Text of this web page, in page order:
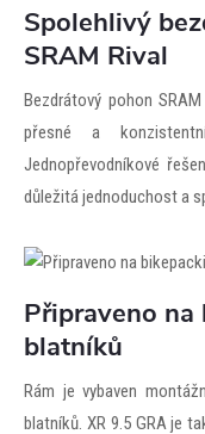
Spolehlivý
SRAM Rival
Bezdrátový pohon
přesné a
Jednopřevodníkové
důležitá jednoduchost a
Připraveno
blatníků
Rám je vybaven
blatníků. XR 9.5 GRA je